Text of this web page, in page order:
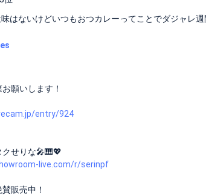
はないけどいつもおつカレーってことでダジャレ
願いします！
entry/924
クせりな🎤🎹💖
live.com/r/serinpf
販売中！